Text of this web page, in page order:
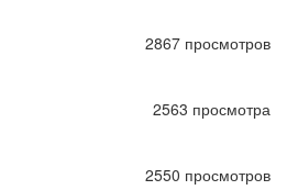
2867 просмотров
2563 просмотра
2550 просмотров